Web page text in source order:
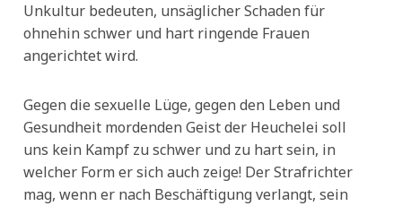
Unkultur bedeuten, unsäglicher Schaden für
ohnehin schwer und hart ringende Frauen
angerichtet wird.
Gegen die sexuelle Lüge, gegen den Leben und
Gesundheit mordenden Geist der Heuchelei soll
uns kein Kampf zu schwer und zu hart sein, in
welcher Form er sich auch zeige! Der Strafrichter
mag, wenn er nach Beschäftigung verlangt, sein